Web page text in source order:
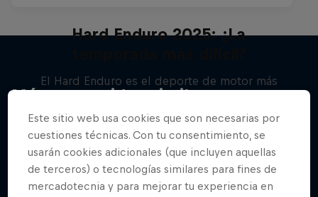
Más contenidos similares
Hard Enduro 2025: ¿La
El Hard Enduro es el deporte de motor más
MTB
Este sitio web usa cookies que son necesarias por
cuestiones técnicas. Con tu consentimiento, se
usarán cookies adicionales (que incluyen aquellas
de terceros) o tecnologías similares para fines de
mercadotecnia y para mejorar tu experiencia en